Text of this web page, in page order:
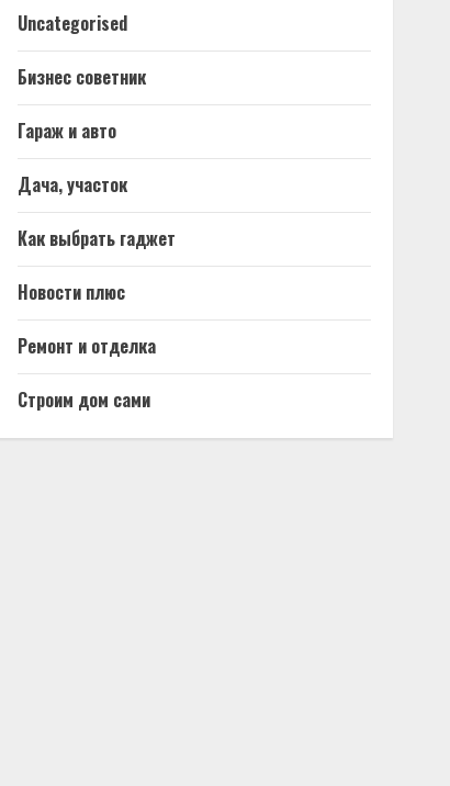
Uncategorised
Бизнес советник
Гараж и авто
Дача, участок
Как выбрать гаджет
Новости плюс
Ремонт и отделка
Строим дом сами